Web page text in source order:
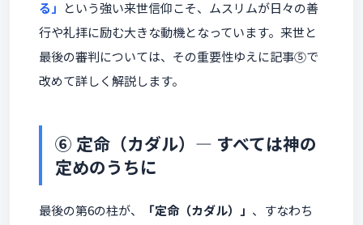
る」 という強い来世信仰こそ、ムスリムが日々の善
行や礼拝に励む大きな動機となっています。来世と
最後の審判については、その重要性ゆえに記事⑤で
改めて詳しく解説します。
⑥ 定命（カダル）― すべては神の
定めのうちに
最後の第6の柱が、 「定命（カダル）」 、すなわち